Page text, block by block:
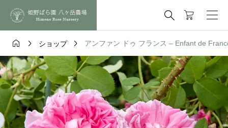

  ショップ  アンファン ドゥ フランス – Enfant de